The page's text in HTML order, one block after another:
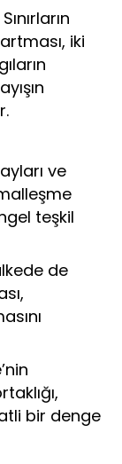
Sınırların
iki
ve
teşkil
de
bir denge